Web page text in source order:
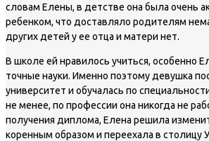
словам Елены, в детстве она была очень
ребенком, что доставляло родителям
других детей у ее отца и матери нет.
В школе ей нравилось учиться, особенно
точные науки. Именно поэтому девушка
университет и обучалась по
не менее, по профессии она никогда не
получения диплома, Елена решила
коренным образом и переехала в столицу